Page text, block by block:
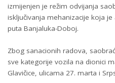
izmijenjen je režim odvijanja
isključivanja mehanizacije koja
puta Banjaluka-Doboj.
Zbog sanacionih radova,
sve kategorije vozila na dionici
Glavičice, ulicama 27. marta i